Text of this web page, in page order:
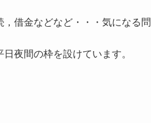
，借金などなど・・・気になる
日夜間の枠を設けています。